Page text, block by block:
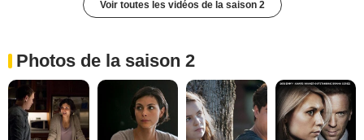
Voir toutes les vidéos de la saison 2
Photos de la saison 2